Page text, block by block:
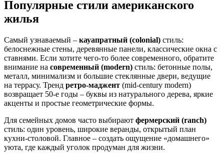
Популярные стили американского
жилья
Самый узнаваемый – кауапратный (colonial) стиль:
белоснежные стены, деревянные панели, классические окна с
ставнями. Если хотите чего‑то более современного, обратите
внимание на современный (modern) стиль: бетонные полы,
металл, минимализм и большие стеклянные двери, ведущие
на террасу. Тренд ретро‑маджент (mid‑century modern)
возвращает 50‑е годы – буквы из натурального дерева, яркие
акценты и простые геометрические формы.
Для семейных домов часто выбирают фермерский (ranch)
стиль: один уровень, широкие веранды, открытый план
кухни‑столовой. Главное – создать ощущение «домашнего»
уюта, где каждый уголок продуман для жизни.